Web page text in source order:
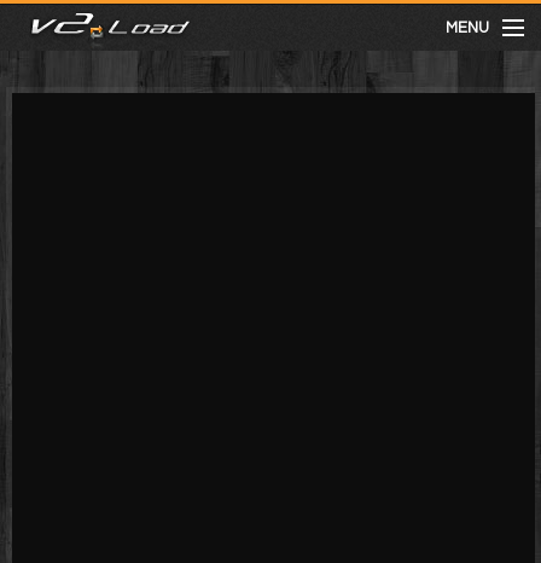
MENU
meist gesehen